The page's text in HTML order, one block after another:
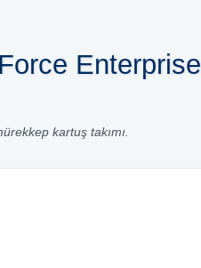
Enterprise
kartuş takımı.